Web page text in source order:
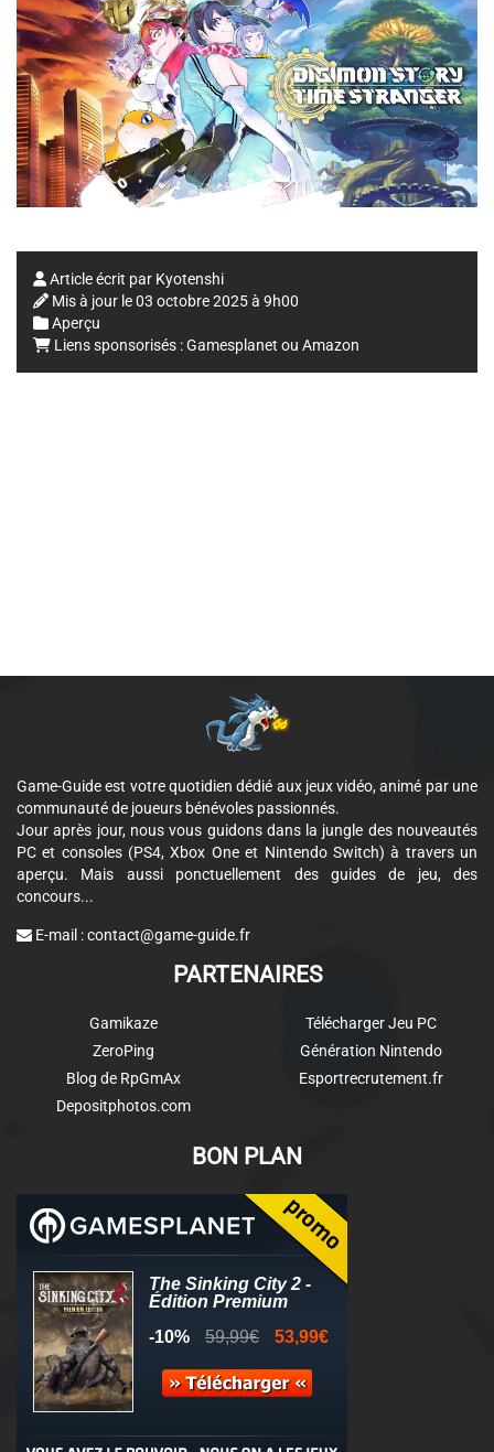
Article écrit par Kyotenshi
Mis à jour le03 octobre 2025 à 9h00
Aperçu
Liens sponsorisés :Gamesplanet ou Amazon
Game-Guide est votre quotidien dédié aux jeux vidéo, animé par une
communauté de joueurs bénévoles passionnés.
Jour après jour, nous vous guidons dans la jungle des nouveautés
PC et consoles (PS4, Xbox One et Nintendo Switch) à travers un
aperçu. Mais aussi ponctuellement des guides de jeu, des
concours...
E-mail :contact@game-guide.fr
PARTENAIRES
Gamikaze
ZeroPing
Blog de RpGmAx
Depositphotos.com
Télécharger Jeu PC
Génération Nintendo
Esportrecrutement.fr
BON PLAN